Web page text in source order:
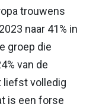
trouwens
naar 41% in
groep die
van de
liefst volledig
is een forse